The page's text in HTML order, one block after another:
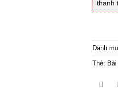
thanh
Danh
Thẻ: